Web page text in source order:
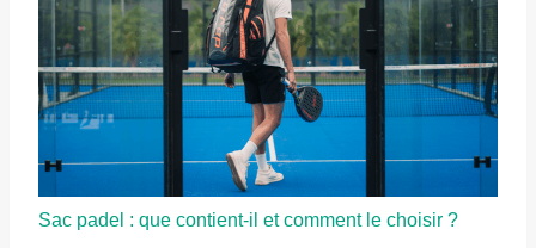
Sac padel : que contient-il et comment le choisir ?